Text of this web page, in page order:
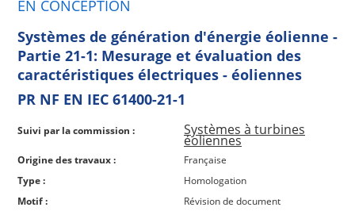
EN CONCEPTION
Systèmes de génération d'énergie éolienne -
Partie 21-1: Mesurage et évaluation des
caractéristiques électriques - éoliennes
PR NF EN IEC 61400-21-1
Suivi par la commission : Systèmes à turbines
éoliennes
Origine des travaux :
Française
Type :
Homologation
Motif :
Révision de document